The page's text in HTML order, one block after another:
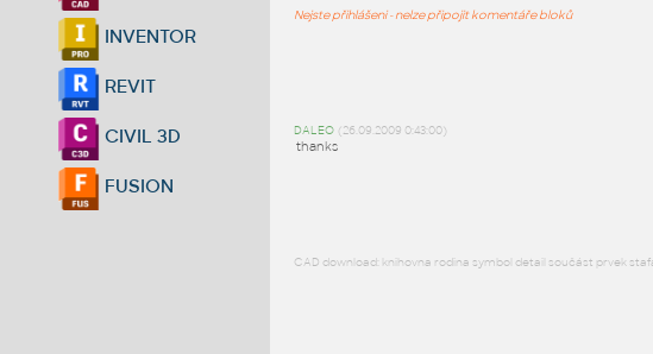
INVENTOR
REVIT
CIVIL 3D
FUSION
Nejste přihlášeni - nelze připojit komentáře bloků
DALEO (26.09.2009 0:43:00)
thanks
CAD download: knihovna rodina symbol detail součást prvek